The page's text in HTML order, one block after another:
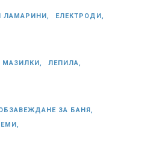
ЛАМАРИНИ, ЕЛЕКТРОДИ,
МАЗИЛКИ, ЛЕПИЛА,
ЗА БАНЯ,